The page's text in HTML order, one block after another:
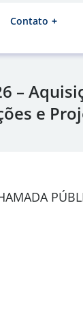
Contato
–
e